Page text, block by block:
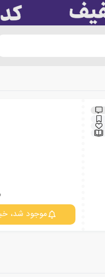
موجود شد،